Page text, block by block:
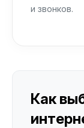
и звонков.
Как